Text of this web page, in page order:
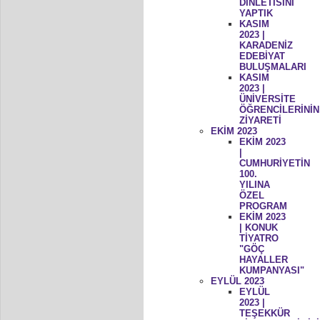
DİNLETİSİNİ
YAPTIK
KASIM
2023 |
KARADENİZ
EDEBİYAT
BULUŞMALARI
KASIM
2023 |
ÜNİVERSİTE
ÖĞRENCİLERİNİN
ZİYARETİ
EKİM 2023
EKİM 2023
CUMHURİYETİN
100.
YILINA
ÖZEL
PROGRAM
EKİM 2023
| KONUK
TİYATRO
"GÖÇ
HAYALLER
KUMPANYASI"
EYLÜL 2023
EYLÜL
2023 |
TEŞEKKÜR